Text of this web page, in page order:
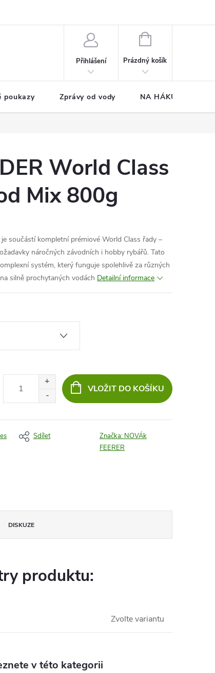
Přihlášení
NÁKUPNÍ
Prázdný košík
poukazy Zprávy od vody NA HÁKU CUP
World Class
Mix 800g
součástí kompletní prémiové World Class řady –
náročných závodních i hobby rybářů. Tato
systém, který funguje spolehlivě za různých
silně prochytaných vodách Detailní informace
VLOŽIT DO KOŠÍKU
Sdílet Značka: NOVÁk
FEERER
DISKUZE
produktu:
Zvolte variantu
v této kategorii